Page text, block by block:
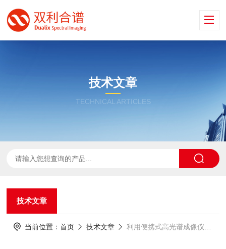
技术文章
TECHNICAL ARTICLES
技术文章
当前位置：首页 技术文章 利用便携式高光谱成像仪进行成分分析